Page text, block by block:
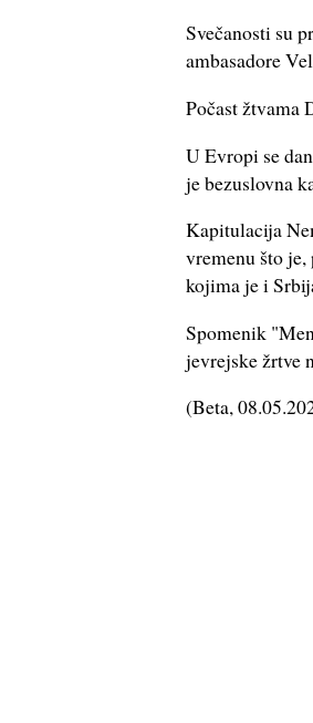
Svečanosti su
ambasadore
Počast žtvama
U Evropi se
je bezuslovna
Kapitulacija
vremenu što
kojima je i
Spomenik
jevrejske žrtve
(Beta,